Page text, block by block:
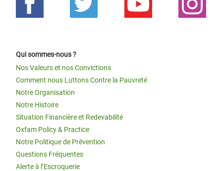
Qui sommes-nous ?
Nos Valeurs et nos Convictions
Comment nous Luttons Contre la Pauvreté
Notre Organisation
Notre Histoire
Situation Financière et Redevabilité
Oxfam Policy & Practice
Notre Politique de Prévention
Questions Fréquentes
Alerte à l’Escroquerie